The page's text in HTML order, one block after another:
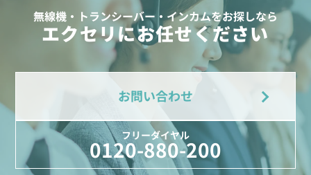
無線機・トランシーバー・インカムをお探しなら
エクセリにお任せください
お問い合わせ
フリーダイヤル
0120-880-200